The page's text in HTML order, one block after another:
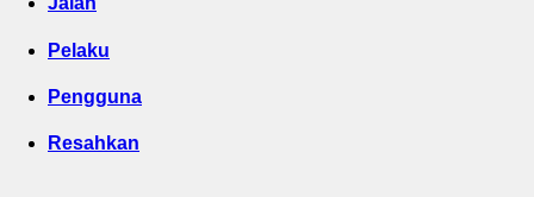
Pelaku
Pengguna
Resahkan